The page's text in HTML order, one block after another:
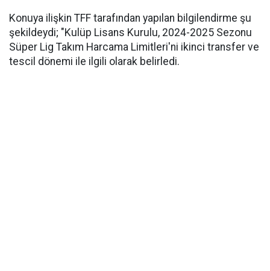
Konuya ilişkin TFF tarafından yapılan bilgilendirme şu
şekildeydi; "Kulüp Lisans Kurulu, 2024-2025 Sezonu
Süper Lig Takım Harcama Limitleri'ni ikinci transfer ve
tescil dönemi ile ilgili olarak belirledi.